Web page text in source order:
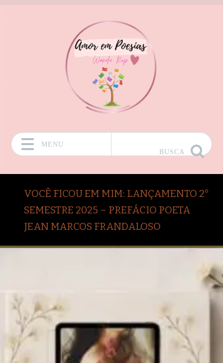
MENU
BUSCA
VOCÊ FICOU EM MIM: LANÇAMENTO 2°
SEMESTRE 2025 – PREFÁCIO POETA
JEAN MARCOS FRANDALOSO